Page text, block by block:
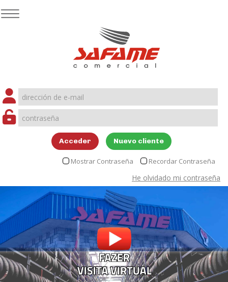
Acceder Nuevo cliente
Mostrar Contraseña Recordar Contraseña
He olvidado mi contraseña